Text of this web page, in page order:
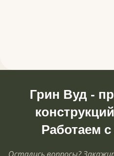
Грин Вуд -
Работаем с